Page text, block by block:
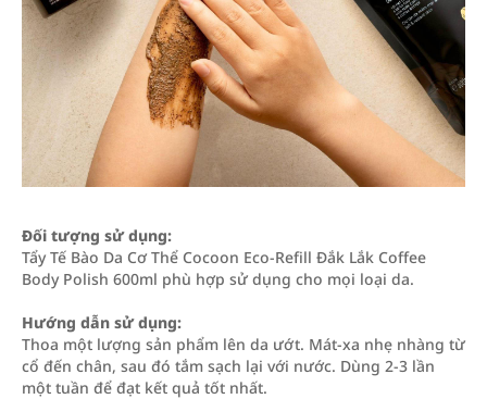
Đối tượng sử dụng:
Tẩy Tế Bào Da Cơ Thể Cocoon Eco-Refill Đắk Lắk Coffee
Body Polish 600ml phù hợp sử dụng cho mọi loại da.
Hướng dẫn sử dụng:
Thoa một lượng sản phẩm lên da ướt. Mát-xa nhẹ nhàng từ
cổ đến chân, sau đó tắm sạch lại với nước. Dùng 2-3 lần
một tuần để đạt kết quả tốt nhất.